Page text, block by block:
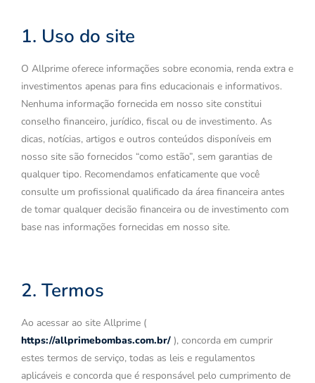
1. Uso do site
O Allprime oferece informações sobre economia, renda extra e
investimentos apenas para fins educacionais e informativos.
Nenhuma informação fornecida em nosso site constitui
conselho financeiro, jurídico, fiscal ou de investimento. As
dicas, notícias, artigos e outros conteúdos disponíveis em
nosso site são fornecidos “como estão”, sem garantias de
qualquer tipo. Recomendamos enfaticamente que você
consulte um profissional qualificado da área financeira antes
de tomar qualquer decisão financeira ou de investimento com
base nas informações fornecidas em nosso site.
2. Termos
Ao acessar ao site Allprime (
https://allprimebombas.com.br/ ), concorda em cumprir
estes termos de serviço, todas as leis e regulamentos
aplicáveis ​​e concorda que é responsável pelo cumprimento de